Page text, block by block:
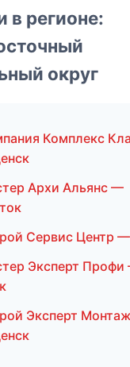
в регионе:
округ
Комплекс
Архи Альянс —
Сервис Центр
Эксперт
Эксперт